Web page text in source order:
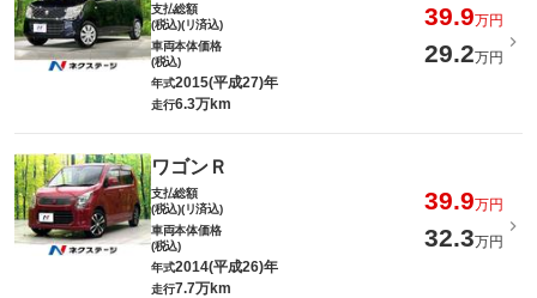
支払総額
(税込)(リ済込)
39.9万円
車両本体価格
(税込)
29.2万円
年式2015(平成27)年
走行6.3万km
ワゴンＲ
支払総額
(税込)(リ済込)
39.9万円
車両本体価格
(税込)
32.3万円
年式2014(平成26)年
走行7.7万km